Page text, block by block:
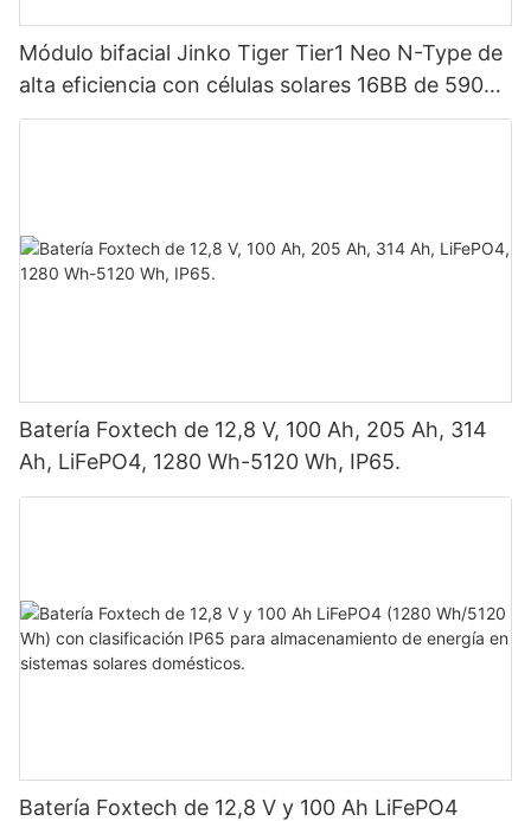
Módulo bifacial Jinko Tiger Tier1 Neo N-Type de
alta eficiencia con células solares 16BB de 590
vatios, 620 vatios, 630 vatios y 650 vatios con
Batería Foxtech de 12,8 V, 100 Ah, 205 Ah, 314
Ah, LiFePO4, 1280 Wh-5120 Wh, IP65.
Batería Foxtech de 12,8 V y 100 Ah LiFePO4